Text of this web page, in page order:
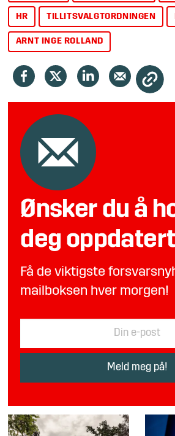
HR TILLITSVALGTORDNINGEN
ARNT INGE ROLLAND
Ønsker du å
deg
Få de viktigste
mailboksen hver morgen!